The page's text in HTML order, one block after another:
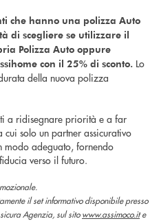
che hanno una polizza Auto
di scegliere se utilizzare il
Polizza Auto oppure
con il 25% di sconto. Lo
della nuova polizza
a ridisegnare priorità e a far
solo un partner assicurativo
modo adeguato, fornendo
verso il futuro.
il set informativo disponibile presso
Agenzia, sul sitowww.assimoco.ite